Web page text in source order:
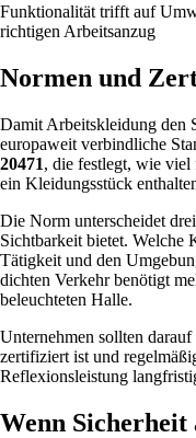
Funktionalität trifft auf
richtigen Arbeitsanzug
Normen und
Damit Arbeitskleidung den
europaweit verbindliche
20471, die festlegt, wie viel
ein Kleidungsstück
Die Norm unterscheidet
Sichtbarkeit bietet. Welche
Tätigkeit und den
dichten Verkehr benötigt
beleuchteten Halle.
Unternehmen sollten
zertifiziert ist und
Reflexionsleistung
Wenn